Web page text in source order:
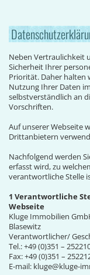
Neben Vertraulichkeit
Sicherheit Ihrer
Priorität. Daher halten
Nutzung Ihrer Daten
selbstverständlich an
Vorschriften.
Auf unserer Webseite
Drittanbietern
Nachfolgend werden
erfasst wird, zu
verantwortliche Stelle
1 Verantwortliche
Webseite
Kluge Immobilien
Blasewitz
Verantwortlicher/
Tel.: +49 (0)351 –
Fax: +49 (0)351 –
E-mail: kluge@kluge-